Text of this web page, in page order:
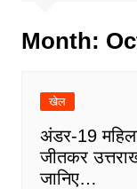
Month:
खेल
अंडर-19
जीतकर
जानिए…